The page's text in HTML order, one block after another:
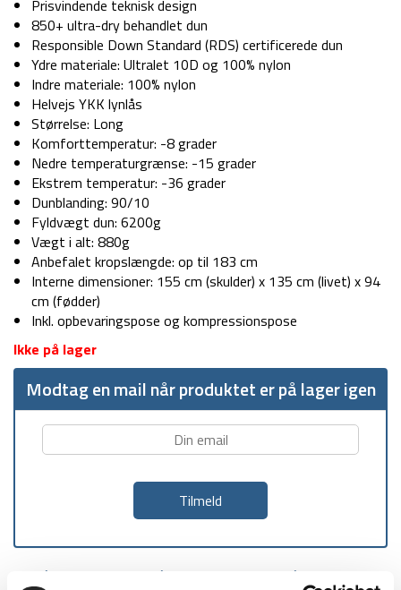
Prisvindende teknisk design
850+ ultra-dry behandlet dun
Responsible Down Standard (RDS) certificerede dun
Ydre materiale: Ultralet 10D og 100% nylon
Indre materiale: 100% nylon
Helvejs YKK lynlås
Størrelse: Long
Komforttemperatur: -8 grader
Nedre temperaturgrænse: -15 grader
Ekstrem temperatur: -36 grader
Dunblanding: 90/10
Fyldvægt dun: 6200g
Vægt i alt: 880g
Anbefalet kropslængde: op til 183 cm
Interne dimensioner: 155 cm (skulder) x 135 cm (livet) x 94
cm (fødder)
Inkl. opbevaringspose og kompressionspose
Ikke på lager
Modtag en mail når produktet er på lager igen